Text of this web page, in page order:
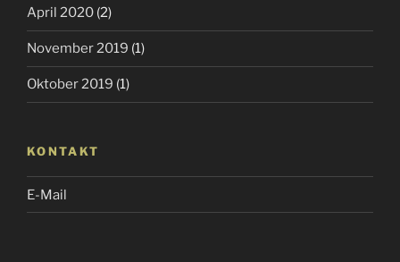
April 2020 (2)
November 2019 (1)
Oktober 2019 (1)
KONTAKT
E-Mail